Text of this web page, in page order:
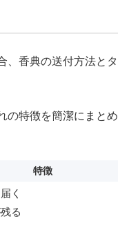
、香典の送付方法とタ
の特徴を簡潔にまとめ
特徴
く
る